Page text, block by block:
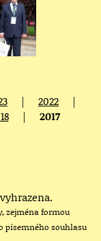
| 2022
|
| 2017
zejména formou
písemného souhlasu